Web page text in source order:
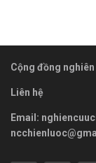
Cộng đồng
Liên hệ
Email: